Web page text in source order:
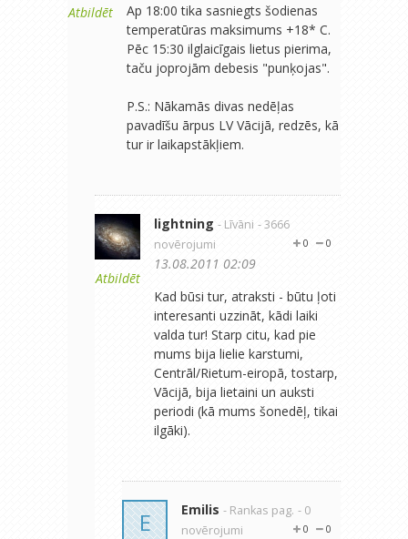
Atbildēt
Ap 18:00 tika sasniegts šodienas
temperatūras maksimums +18* C.
Pēc 15:30 ilglaicīgais lietus pierima,
taču joprojām debesis "punķojas".
P.S.: Nākamās divas nedēļas
pavadīšu ārpus LV Vācijā, redzēs, kā
tur ir laikapstākļiem.
Atbildēt
lightning - Līvāni - 3666
novērojumi
0
0
13.08.2011 02:09
Kad būsi tur, atraksti - būtu ļoti
interesanti uzzināt, kādi laiki
valda tur! Starp citu, kad pie
mums bija lielie karstumi,
Centrāl/Rietum-eiropā, tostarp,
Vācijā, bija lietaini un auksti
periodi (kā mums šonedēļ, tikai
ilgāki).
E Emilis - Rankas pag. - 0
novērojumi
0
0